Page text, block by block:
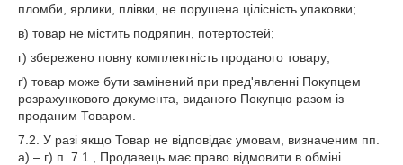
пломби, ярлики, плівки, не порушена цілісність упаковки;
в) товар не містить подряпин, потертостей;
г) збережено повну комплектність проданого товару;
ґ) товар може бути замінений при пред'явленні Покупцем
розрахункового документа, виданого Покупцю разом із
проданим Товаром.
7.2. У разі якщо Товар не відповідає умовам, визначеним пп.
а) – г) п. 7.1., Продавець має право відмовити в обміні